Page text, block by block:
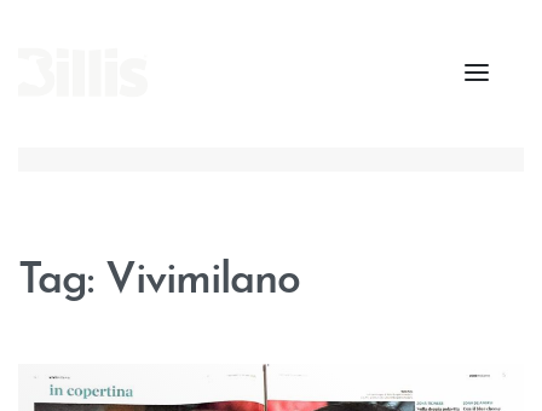
Tag: Vivimilano